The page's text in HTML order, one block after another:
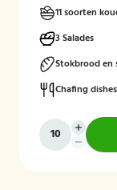
11 soorten
3 Salades
Stokbrood en
Chafing